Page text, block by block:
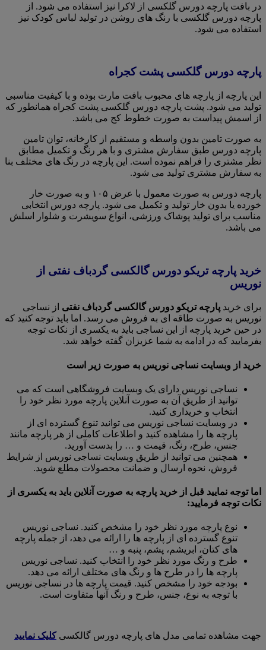
در بافت پارچه دورس گلکسی از لاکرا نیز استفاده می شود. از
پارچه دورس گلکسی با رنگ های روشن در تولید لباس کودک نیز
استفاده می شود.
پارچه دورس گلکسی پشت کجراه
این پارچه از پارچه های محبوب بافت مارت بوده و با کیفیت مناسبی
تولید می شود. پشت پارچه دورس گلکسی پشت کجراه همانطور که
از اسمش پیداست به صورت خطوط کج می باشد.
به صورت تامین بدون واسطه و مستقیم از کارخانه، توان تامین
پارچه دورس طبق سفارش مشتری و با هر رنگ و تکمیل مطابق
نظر مشتری را فراهم نموده است. این پارچه در رنگ های مختلف بنا
به سفارش مشتری تولید می شود.
پارچه دورس به صورت معمول با عرض ۱۰۵ و به صورت خار
خورده یا بدون خار تولید و تکمیل می شود. پارچه دورس انتخابی
مناسب برای تولید پوشاک ورزشی، انواع سویشرت و شلوار اسلش
می باشد.
خرید پارچه تریکو دورس گالکسی گردباف نفتی از
نوریس
برای خرید پارچه تریکو دورس گالکسی گردباف نفتی از نساجی
نوریس به صورت طاقه ای به فروش می رسد. اما باید توجه کنید که
در حین خرید پارچه از این نساجی باید به یکسری از نکات توجه
بفرمایید که در ادامه به شما عزیزان گفته خواهد شد.
خرید از وبسایت نساجی نوریس به صورت زیر است
نساجی نوریس دارای یک وبسایت فروشگاهی است که می
توانید از طریق آن به صورت آنلاین پارچه مورد نظر خود را
انتخاب و خریداری کنید.
در وبسایت نساجی نوریس می توانید تنوع گسترده ای از
پارچه ها را مشاهده کنید و اطلاعات کاملی از هر پارچه مانند
جنس، طرح، رنگ، قیمت و … را بدست آورید.
همچنین می توانید از طریق وبسایت نساجی نوریس از شرایط
فروش، نحوه ارسال و ضمانت محصولات مطلع شوید.
اما توجه نمایید قبل از خرید پارچه به صورت آنلاین باید به یکسری از
نکات توجه فرمایید:
نوع پارچه مورد نظر خود را مشخص کنید. نساجی نوریس
تنوع گسترده ای از پارچه ها را ارائه می دهد، از جمله پارچه
های کتان، ابریشم، پشم، پنبه و …
طرح و رنگ مورد نظر خود را انتخاب کنید. نساجی نوریس
پارچه ها را در طرح ها و رنگ های مختلف ارائه می دهد.
بودجه خود را مشخص کنید. قیمت پارچه ها در نساجی نوریس
با توجه به نوع، جنس، طرح و رنگ آنها متفاوت است.
جهت مشاهده تمامی مدل های پارچه دورس گالکسیکلیک نمایید